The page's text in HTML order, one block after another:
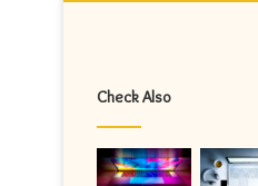
Check Also